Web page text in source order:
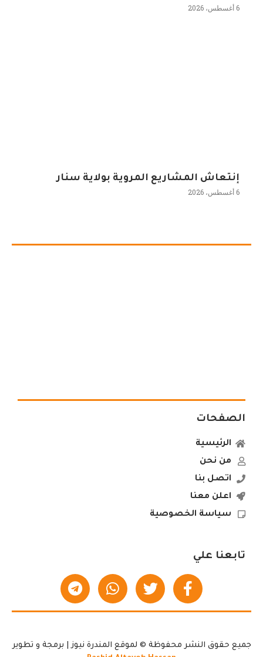
6 أغسطس، 2026
إنتعاش المشاريع المروية بولاية سنار
6 أغسطس، 2026
الصفحات
الرئيسية
من نحن
اتصل بنا
اعلن معنا
سياسة الخصوصية
تابعنا علي
جميع حقوق النشر محفوظة © لموقع المندرة نيوز | برمجة و تطوير